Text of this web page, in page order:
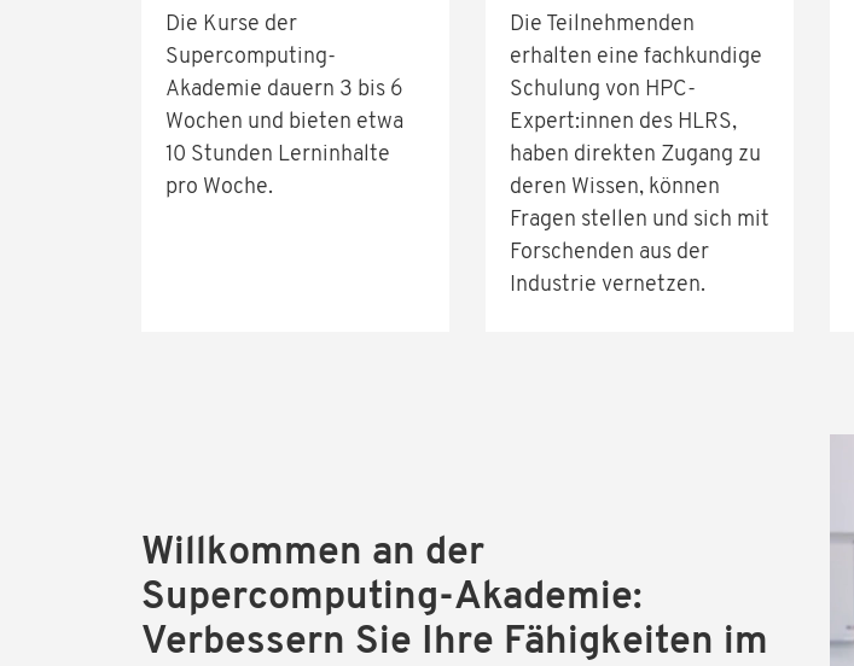
Die Kurse der
Supercomputing-
Akademie dauern 3 bis 6
Wochen und bieten etwa
10 Stunden Lerninhalte
pro Woche.
Die Teilnehmenden
erhalten eine fachkundige
Schulung von HPC-
Expert:innen des HLRS,
haben direkten Zugang zu
deren Wissen, können
Fragen stellen und sich mit
Forschenden aus der
Industrie vernetzen.
Willkommen an der
Supercomputing-Akademie:
Verbessern Sie Ihre Fähigkeiten im